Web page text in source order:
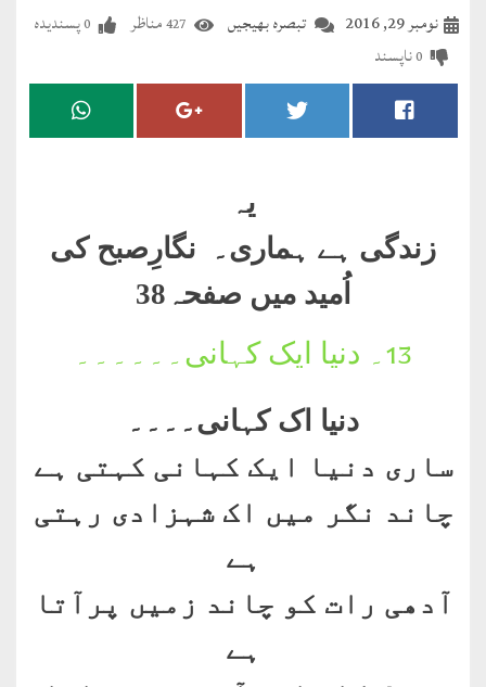
مضطرؔ
دستِ
درعدن
تبصرہ بھیجیں نومبر 29, 2016 427مناظر 0پسندیدہ
0ناپسند
یہ
زندگی ہے ہماری۔ نگارِصبح کی
اُمید میں صفحہ38
13۔ دنیا ایک کہانی۔۔۔۔۔۔
دنیا اک کہانی۔۔۔۔
ساری دنیا ایک کہانی کہتی ہے
چاند نگر میں اک شہزادی رہتی
ہے
آدھی رات کو چاند زمیں پرآتا
ہے